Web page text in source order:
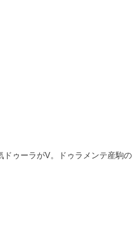
ドゥーラがV。ドゥラメンテ産駒の